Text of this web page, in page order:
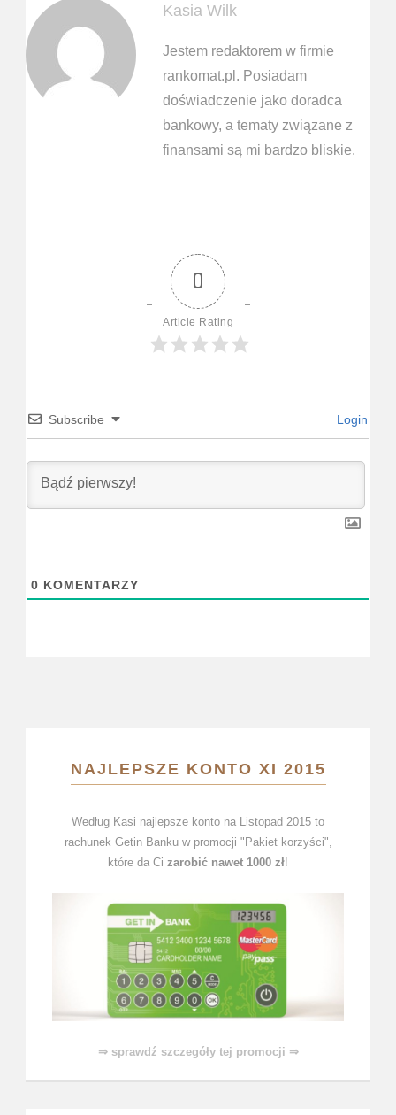
Kasia Wilk
Jestem redaktorem w firmie
rankomat.pl. Posiadam
doświadczenie jako doradca
bankowy, a tematy związane z
finansami są mi bardzo bliskie.
0
Article Rating
Subscribe Login
0 KOMENTARZY
NAJLEPSZE KONTO XI 2015
Według Kasi najlepsze konto na Listopad 2015 to
rachunek Getin Banku w promocji "Pakiet korzyści",
które da Ci zarobić nawet 1000 zł!
⇒ sprawdź szczegóły tej promocji ⇒